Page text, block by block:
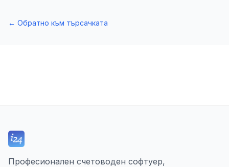
← Обратно към търсачката
Професионален счетоводен софтуер,